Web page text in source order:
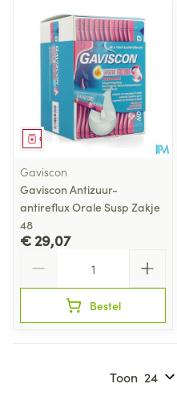
Geneesmiddel
Gaviscon
Gaviscon Antizuur-
antireflux Orale Susp Zakje
48
€ 29,07
Bestel
Toon